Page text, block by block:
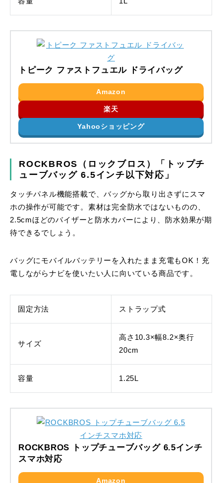
トピーク ファストフュエル ドライバッグ
Amazon
楽天
Yahooショッピング
ROCKBROS（ロックブロス）「トップチ
ューブバッグ 6.5インチ以下対応」
タッチパネル機能搭載で、バッグから取り出さずにスマ
ホの操作が可能です。素材は完全防水ではないものの、
2.5cmほどのバイザーと防水カバーにより、防水効果が期
待できるでしょう。
バッグにモバイルバッテリーを入れたまま充電もOK！充
電しながらナビを使いたい人に向いている商品です。
固定方法 ストラップ式
サイズ
高さ10.3×幅8.2×奥行
20cm
容量 1.25L
ROCKBROS トップチューブバッグ 6.5インチ
スマホ対応
Amazon